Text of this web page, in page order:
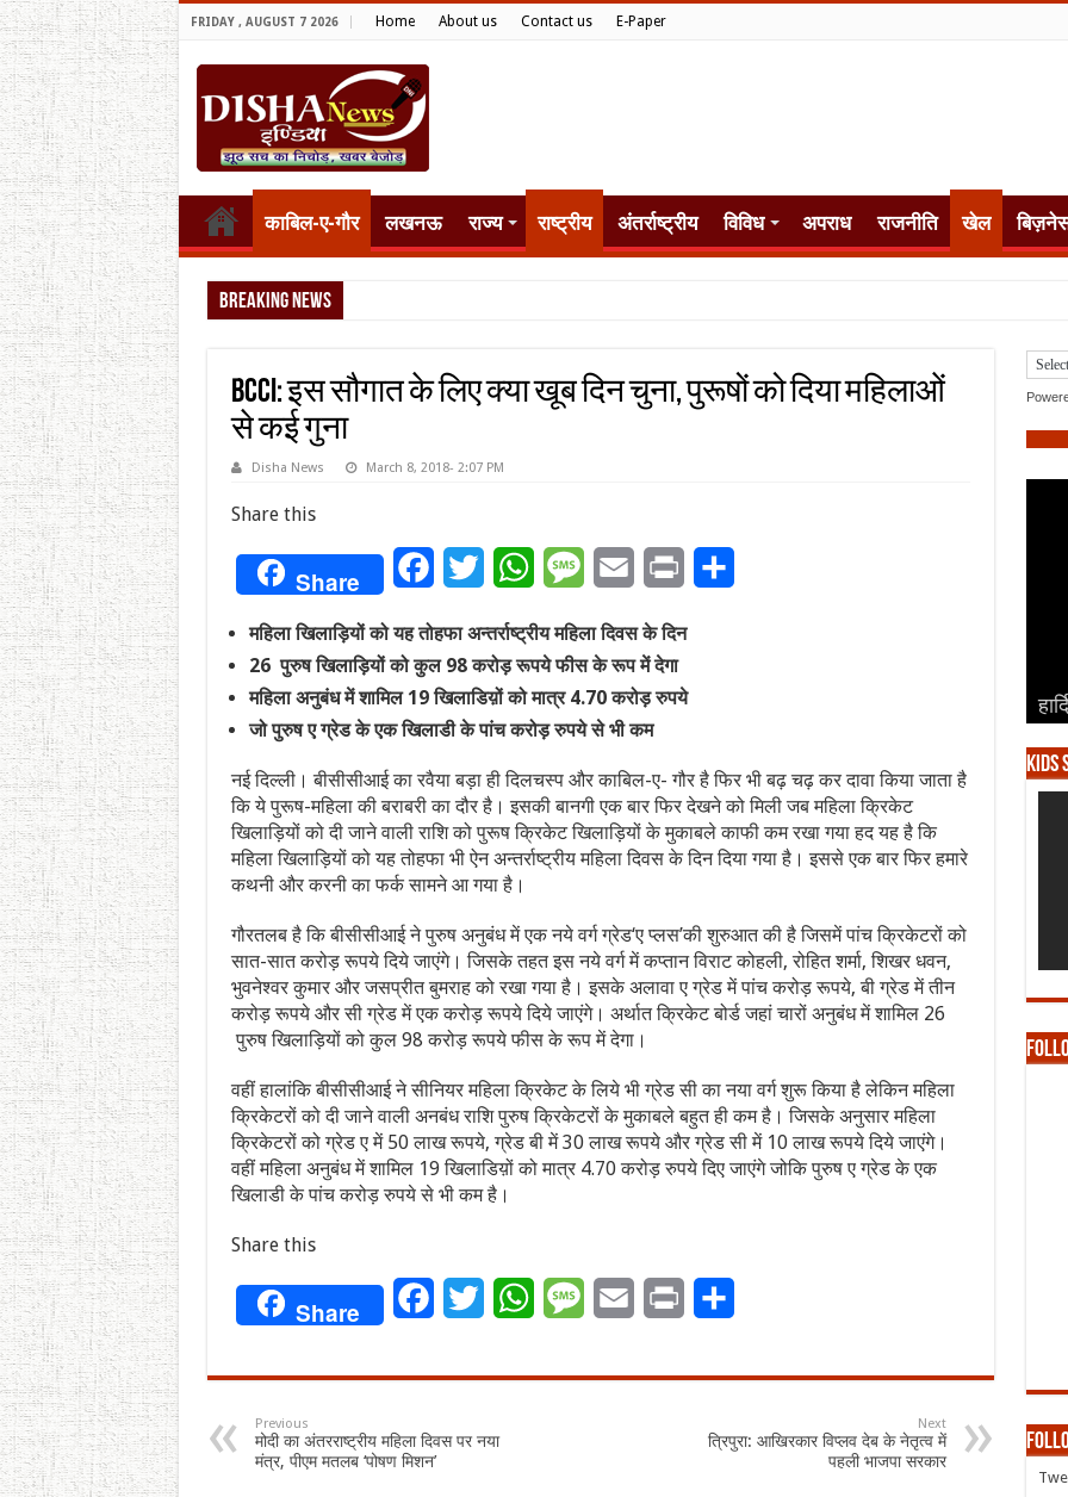
FRIDAY , AUGUST 7 2026 Home About us Contact us E-Paper
काबिल-ए-गौर लखनऊ राज्य राष्ट्रीय अंतर्राष्ट्रीय विविध अपराध राजनीति खेल
Breaking News
BCCI: इस सौगात के लिए क्या खूब दिन चुना, पुरूषों को दिया महिलाओं
से कई गुना
Disha News March 8, 2018- 2:07 PM
Share this
Share FacebookTwitterWhatsAppMessageEmail Print
महिला खिलाड़ियों को यह तोहफा अन्तर्राष्ट्रीय महिला दिवस के दिन
26 पुरुष खिलाड़ियों को कुल 98 करोड़ रूपये फीस के रूप में देगा
महिला अनुबंध में शामिल 19 खिलाडिय़ों को मात्र 4.70 करोड़ रुपये
जो पुरुष ए ग्रेड के एक खिलाडी के पांच करोड़ रुपये से भी कम
नई दिल्ली। बीसीसीआई का रवैया बड़ा ही दिलचस्प और काबिल-ए- गौर है फिर भी बढ़ चढ़ कर दावा किया जाता है
कि ये पुरूष-महिला की बराबरी का दौर है। इसकी बानगी एक बार फिर देखने को मिली जब महिला क्रिकेट
खिलाड़ियों को दी जाने वाली राशि को पुरूष क्रिकेट खिलाड़ियों के मुकाबले काफी कम रखा गया हद यह है कि
महिला खिलाड़ियों को यह तोहफा भी ऐन अन्तर्राष्ट्रीय महिला दिवस के दिन दिया गया है। इससे एक बार फिर हमारे
कथनी और करनी का फर्क सामने आ गया है।
गौरतलब है कि बीसीसीआई ने पुरुष अनुबंध में एक नये वर्ग ग्रेड‘ए प्लस’की शुरुआत की है जिसमें पांच क्रिकेटरों को
सात-सात करोड़ रूपये दिये जाएंगे। जिसके तहत इस नये वर्ग में कप्तान विराट कोहली, रोहित शर्मा, शिखर धवन,
भुवनेश्वर कुमार और जसप्रीत बुमराह को रखा गया है। इसके अलावा ए ग्रेड में पांच करोड़ रूपये, बी ग्रेड में तीन
करोड़ रूपये और सी ग्रेड में एक करोड़ रूपये दिये जाएंगे। अर्थात क्रिकेट बोर्ड जहां चारों अनुबंध में शामिल 26
पुरुष खिलाड़ियों को कुल 98 करोड़ रूपये फीस के रूप में देगा।
वहीं हालांकि बीसीसीआई ने सीनियर महिला क्रिकेट के लिये भी ग्रेड सी का नया वर्ग शुरू किया है लेकिन महिला
क्रिकेटरों को दी जाने वाली अनबंध राशि पुरुष क्रिकेटरों के मुकाबले बहुत ही कम है। जिसके अनुसार महिला
क्रिकेटरों को ग्रेड ए में 50 लाख रूपये, ग्रेड बी में 30 लाख रूपये और ग्रेड सी में 10 लाख रूपये दिये जाएंगे।
वहीं महिला अनुबंध में शामिल 19 खिलाडिय़ों को मात्र 4.70 करोड़ रुपये दिए जाएंगे जोकि पुरुष ए ग्रेड के एक
खिलाडी के पांच करोड़ रुपये से भी कम है।
Share this
Share FacebookTwitterWhatsAppMessageEmail Print
Previous
मोदी का अंतरराष्ट्रीय महिला दिवस पर नया
मंत्र, पीएम मतलब ‘पोषण मिशन’
Next
त्रिपुरा: आखिरकार विप्लव देब के नेतृत्व में
पहली भाजपा सरकार
Kids